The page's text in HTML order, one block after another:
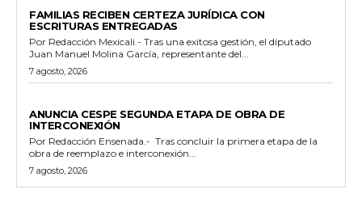
FAMILIAS RECIBEN CERTEZA JURÍDICA CON
ESCRITURAS ENTREGADAS
Por Redacción Mexicali.- Tras una exitosa gestión, el diputado
Juan Manuel Molina García, representante del...
7 agosto, 2026
ANUNCIA CESPE SEGUNDA ETAPA DE OBRA DE
INTERCONEXIÓN
Por Redacción Ensenada.- Tras concluir la primera etapa de la
obra de reemplazo e interconexión...
7 agosto, 2026